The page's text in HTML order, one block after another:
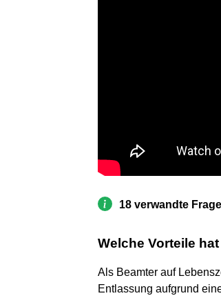
18 verwandte
Welche Vorteile
Als Beamter auf
Entlassung aufgrund